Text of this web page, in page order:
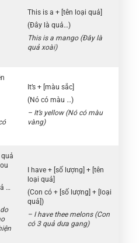
This is a + [tên loại quả]
(Đây là quả…)
This is a mango (Đây là
quả xoài)
It’s + [màu sắc]
(Nó có màu …)
– It’s yellow (Nó có màu
vàng)
…
I have + [số lượng] + [tên
loại quả]
(Con có + [số lượng] + [loại
quả])
– I have thee melons (Con
có 3 quả dưa gang)